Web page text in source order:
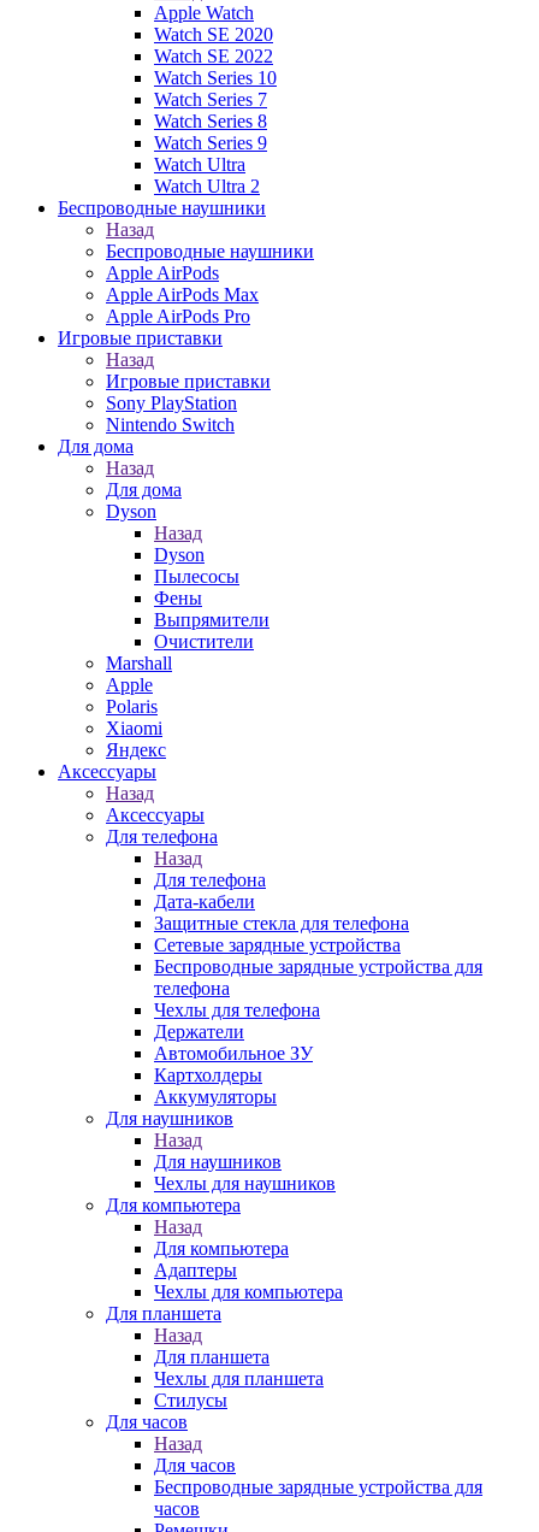
Apple Watch
Watch SE 2020
Watch SE 2022
Watch Series 10
Watch Series 7
Watch Series 8
Watch Series 9
Watch Ultra
Watch Ultra 2
Беспроводные наушники
Назад
Беспроводные наушники
Apple AirPods
Apple AirPods Max
Apple AirPods Pro
Игровые приставки
Назад
Игровые приставки
Sony PlayStation
Nintendo Switch
Для дома
Назад
Для дома
Dyson
Назад
Dyson
Пылесосы
Фены
Выпрямители
Очистители
Marshall
Apple
Polaris
Xiaomi
Яндекс
Аксессуары
Назад
Аксессуары
Для телефона
Назад
Для телефона
Дата-кабели
Защитные стекла для телефона
Сетевые зарядные устройства
Беспроводные зарядные устройства для
телефона
Чехлы для телефона
Держатели
Автомобильное ЗУ
Картхолдеры
Аккумуляторы
Для наушников
Назад
Для наушников
Чехлы для наушников
Для компьютера
Назад
Для компьютера
Адаптеры
Чехлы для компьютера
Для планшета
Назад
Для планшета
Чехлы для планшета
Стилусы
Для часов
Назад
Для часов
Беспроводные зарядные устройства для
часов